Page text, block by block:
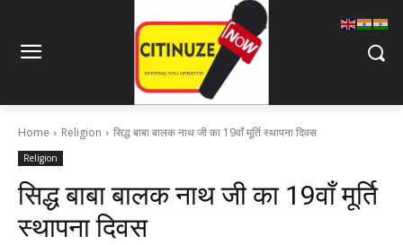
Home Religion सिद्ध बाबा बालक नाथ जी का 19वाँ मूर्ति स्थापना दिवस
Religion
सिद्ध बाबा बालक नाथ जी का 19वाँ मूर्ति
स्थापना दिवस